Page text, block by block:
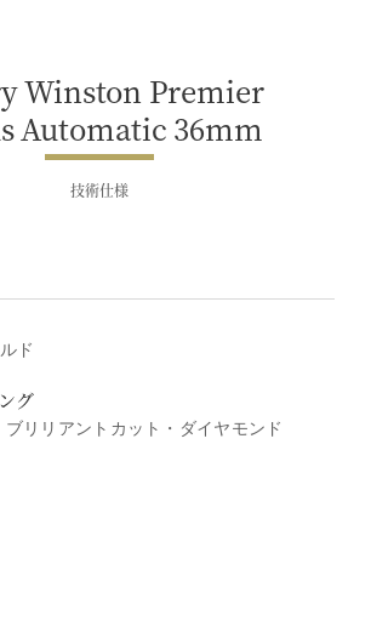
Winston Premier
Automatic 36mm
技術仕様
ド
グ
リリアントカット・ダイヤモンド